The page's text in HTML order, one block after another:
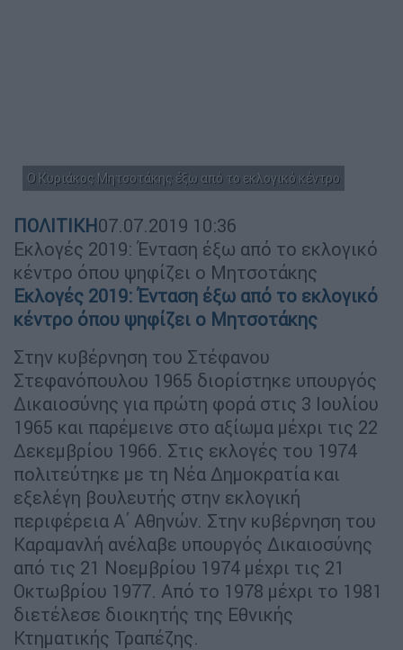
Ο Κυριάκος Μητσοτάκης έξω από το εκλογικό κέντρο
ΠΟΛΙΤΙΚΗ07.07.2019 10:36
Εκλογές 2019: Ένταση έξω από το εκλογικό
κέντρο όπου ψηφίζει ο Μητσοτάκης
Εκλογές 2019: Ένταση έξω από το εκλογικό
κέντρο όπου ψηφίζει ο Μητσοτάκης
Στην κυβέρνηση του Στέφανου
Στεφανόπουλου 1965 διορίστηκε υπουργός
Δικαιοσύνης για πρώτη φορά στις 3 Ιουλίου
1965 και παρέμεινε στο αξίωμα μέχρι τις 22
Δεκεμβρίου 1966. Στις εκλογές του 1974
πολιτεύτηκε με τη Νέα Δημοκρατία και
εξελέγη βουλευτής στην εκλογική
περιφέρεια Α΄ Αθηνών. Στην κυβέρνηση του
Καραμανλή ανέλαβε υπουργός Δικαιοσύνης
από τις 21 Νοεμβρίου 1974 μέχρι τις 21
Οκτωβρίου 1977. Από το 1978 μέχρι το 1981
διετέλεσε διοικητής της Εθνικής
Κτηματικής Τραπέζης.